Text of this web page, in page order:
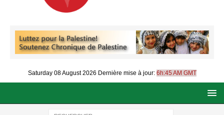
Saturday 08 August 2026 Dernière mise à jour: 6h:45 AM GMT